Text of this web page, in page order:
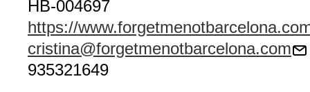
HB-004697
https://
cristina@forgetmenotbarcelona.com
935321649